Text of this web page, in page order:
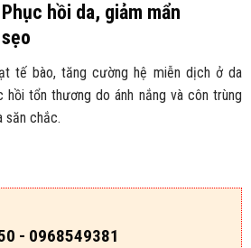
hồi da, giảm mẩn
tế bào, tăng cường hệ miễn dịch ở da
hồi tổn thương do ánh nắng và côn trùng
săn chắc.
- 0968549381